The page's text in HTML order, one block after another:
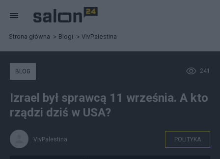
Strona główna Blogi VivPalestina
241
BLOG
Izrael był sprawcą 11 września. A kto
rządzi dziś w USA?
VivPalestina POLITYKA